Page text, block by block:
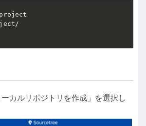
カルリポジトリを作成」を選択し